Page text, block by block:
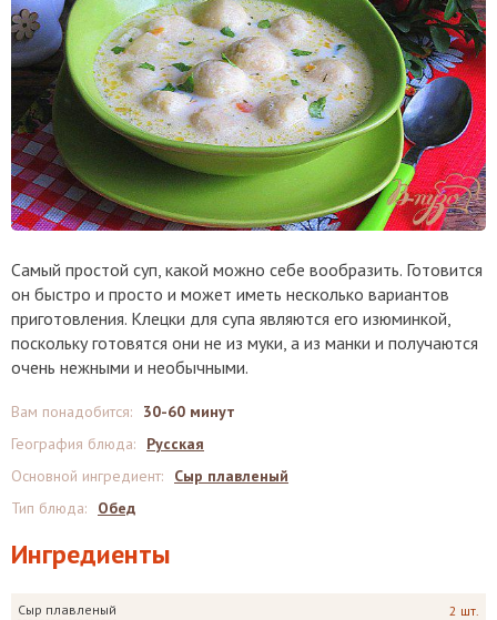
Самый простой суп, какой можно себе вообразить. Готовится
он быстро и просто и может иметь несколько вариантов
приготовления. Клецки для супа являются его изюминкой,
поскольку готовятся они не из муки, а из манки и получаются
очень нежными и необычными.
Ингредиенты
Сыр плавленый 2 шт.
Вам понадобится:
30-60 минут
География блюда:
Русская
Основной ингредиент:
Сыр плавленый
Тип блюда: Обед